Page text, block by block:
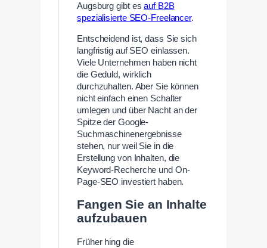
Augsburg gibt esauf B2B
spezialisierte SEO-Freelancer.
Entscheidend ist, dass Sie sich
langfristig auf SEO einlassen.
Viele Unternehmen haben nicht
die Geduld, wirklich
durchzuhalten. Aber Sie können
nicht einfach einen Schalter
umlegen und über Nacht an der
Spitze der Google-
Suchmaschinenergebnisse
stehen, nur weil Sie in die
Erstellung von Inhalten, die
Keyword-Recherche und On-
Page-SEO investiert haben.
Fangen Sie an Inhalte
aufzubauen
Früher hing die